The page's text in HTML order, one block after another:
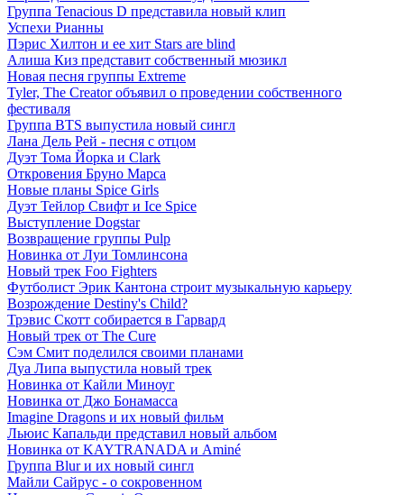
Группа Tenacious D представила новый клип
Успехи Рианны
Пэрис Хилтон и ее хит Stars are blind
Алиша Киз представит собственный мюзикл
Новая песня группы Extreme
Tyler, The Creator объявил о проведении собственного
фестиваля
Группа BTS выпустила новый сингл
Лана Дель Рей - песня с отцом
Дуэт Тома Йорка и Clark
Откровения Бруно Марса
Новые планы Spice Girls
Дуэт Тейлор Свифт и Ice Spice
Выступление Dogstar
Возвращение группы Pulp
Новинка от Луи Томлинсона
Новый трек Foo Fighters
Футболист Эрик Кантона строит музыкальную карьеру
Возрождение Destiny's Child?
Трэвис Скотт собирается в Гарвард
Новый трек от The Cure
Сэм Смит поделился своими планами
Дуа Липа выпустила новый трек
Новинка от Кайли Миноуг
Новинка от Джо Бонамасса
Imagine Dragons и их новый фильм
Льюис Капальди представил новый альбом
Новинка от KAYTRANADA и Aminé
Группа Blur и их новый сингл
Майли Сайрус - о сокровенном